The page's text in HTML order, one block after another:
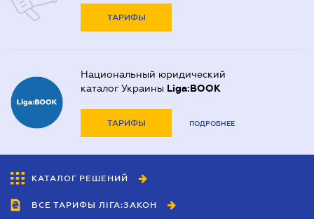
ТАРИФЫ
Национальный юридический
каталог Украины Liga:BOOK
ТАРИФЫ ПОДРОБНЕЕ
КАТАЛОГ РЕШЕНИЙ
ВСЕ ТАРИФЫ ЛІГА:ЗАКОН